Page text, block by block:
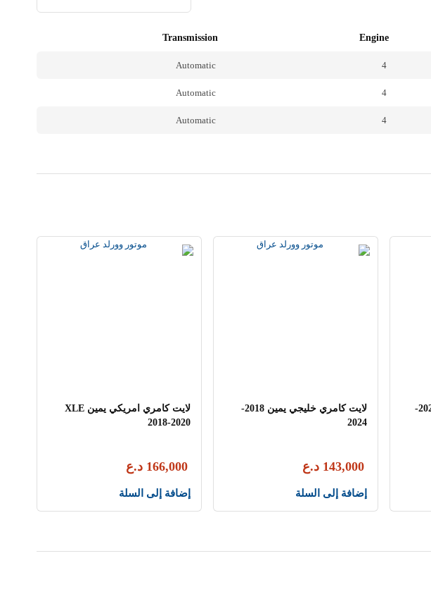
Engine
Transmission
4
Automatic
4
Automatic
4
Automatic
لايت كامري امريكي يمين 2021-
لايت كامري خليجي يمين 2018-
2024
143,000 د.ع
إضافة إلى السلة
لايت كامري امريكي يمين XLE
2018-2020
166,000 د.ع
إضافة إلى السلة